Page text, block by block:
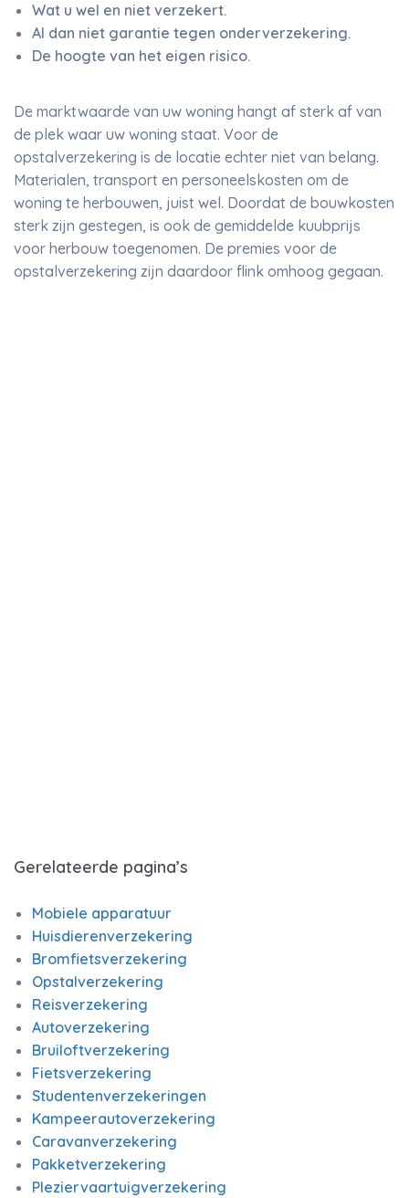
Wat u wel en niet verzekert.
Al dan niet garantie tegen onderverzekering.
De hoogte van het eigen risico.
De marktwaarde van uw woning hangt af sterk af van
de plek waar uw woning staat. Voor de
opstalverzekering is de locatie echter niet van belang.
Materialen, transport en personeelskosten om de
woning te herbouwen, juist wel. Doordat de bouwkosten
sterk zijn gestegen, is ook de gemiddelde kuubprijs
voor herbouw toegenomen. De premies voor de
opstalverzekering zijn daardoor flink omhoog gegaan.
Gerelateerde pagina’s
Mobiele apparatuur
Huisdierenverzekering
Bromfietsverzekering
Opstalverzekering
Reisverzekering
Autoverzekering
Bruiloftverzekering
Fietsverzekering
Studentenverzekeringen
Kampeerautoverzekering
Caravanverzekering
Pakketverzekering
Pleziervaartuigverzekering